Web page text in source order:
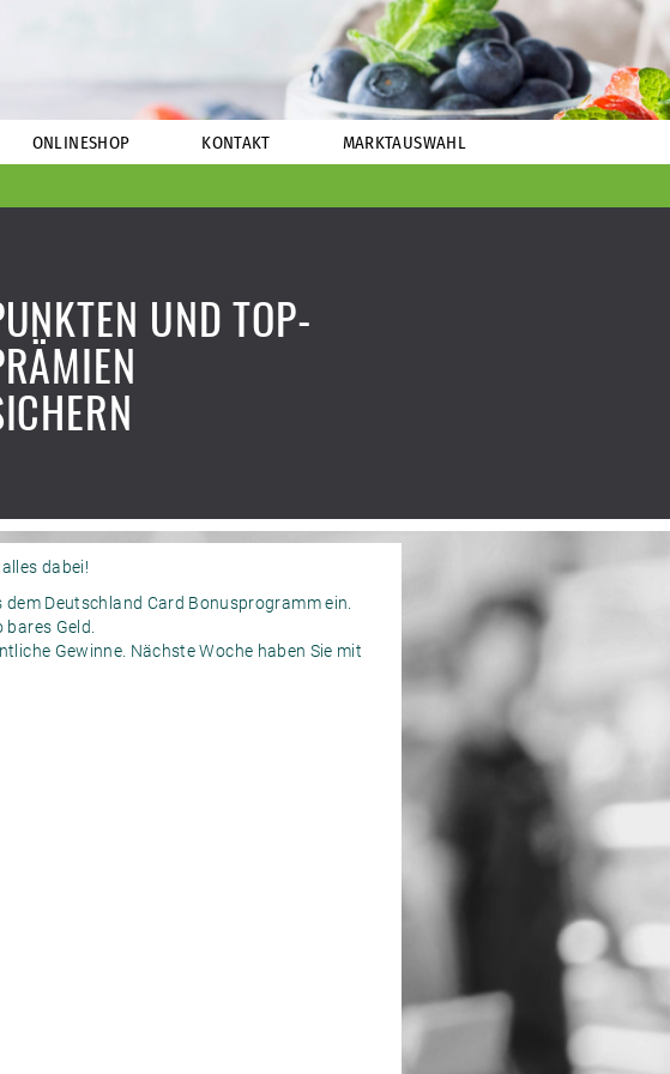
ONLINESHOP KONTAKT MARKTAUSWAHL
UND TOP-
dabei!
Deutschland Card Bonusprogramm ein.
Geld.
Gewinne. Nächste Woche haben Sie mit